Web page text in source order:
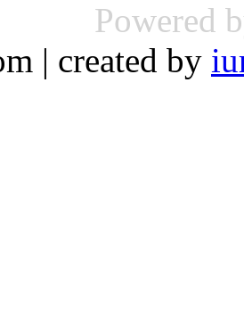
Powered
| created by